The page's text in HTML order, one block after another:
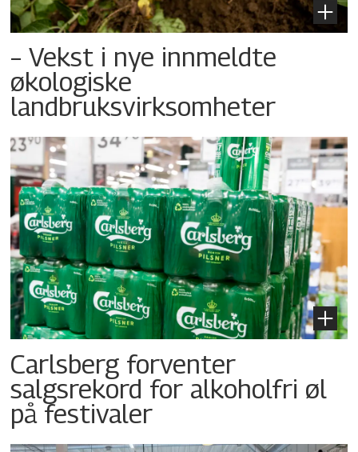
– Vekst i nye innmeldte
økologiske
landbruksvirksomheter
Carlsberg forventer
salgsrekord for alkoholfri øl
på festivaler